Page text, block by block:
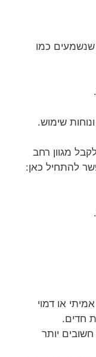
כמו
שימוש.
מגוון רחב
להתחיל כאן:
או דמוי
חדים.
יותר